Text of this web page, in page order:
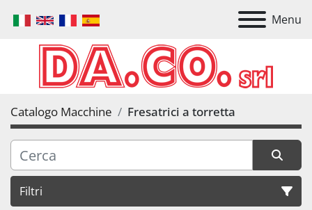
Menu
Catalogo Macchine Fresatrici a torretta
Filtri